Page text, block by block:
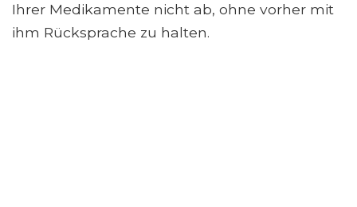
Ihrer Medikamente nicht ab, ohne vorher mit
ihm Rücksprache zu halten.